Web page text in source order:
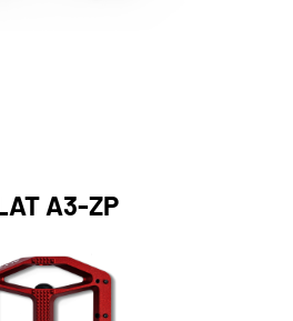
A3-ZP